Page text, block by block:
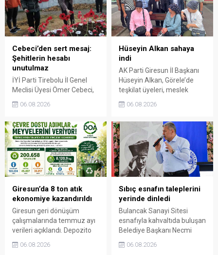
Cebeci’den sert mesaj:
Şehitlerin hesabı
unutulmaz
İYİ Parti Tirebolu İl Genel
Meclisi Üyesi Ömer Cebeci,
Giresun Müdafaa-i Hukuk
Cemiyeti’nin Milli Mücadele
çekti. Cebeci, Giresun’un
bağımsızlık mücadelesinde
üstlendiği tarihi
sorumluluğun gelecek
nesillere doğru anlatılması
gerektiğini söyledi.
06.08.2026
Hüseyin Alkan sahaya
indi
AK Parti Giresun İl Başkanı
Hüseyin Alkan, Görele’de
teşkilat üyeleri, meslek
odaları ve esnafla bir araya
gelerek talep ve beklentileri
06.08.2026
Giresun’da 8 ton atık
ekonomiye kazandırıldı
Giresun geri dönüşüm
çalışmalarında temmuz ayı
verileri açıklandı. Depozito
Olan Ambalajlar
uygulamasına destek veren
06.08.2026
Sıbıç esnafın taleplerini
yerinde dinledi
Bulancak Sanayi Sitesi
esnafıyla kahvaltıda buluşan
Belediye Başkanı Necmi
Sıbıç, bölgede yapılması
planlanan çalışmaları
06.08.2026